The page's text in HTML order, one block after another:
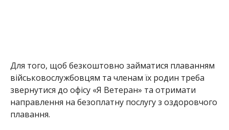
Для того, щоб безкоштовно займатися плаванням
військовослужбовцям та членам їх родин треба
звернутися до офісу «Я Ветеран» та отримати
направлення на безоплатну послугу з оздоровчого
плавання.